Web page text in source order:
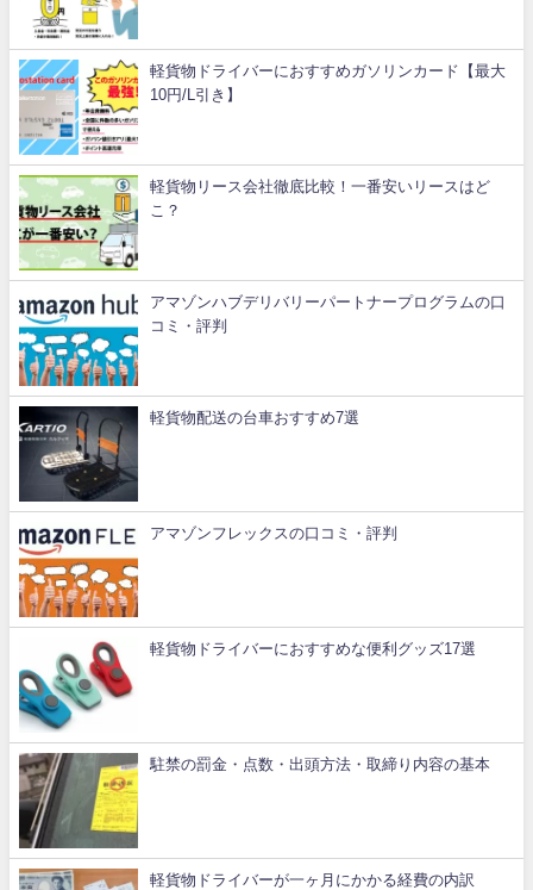
軽貨物ドライバーにおすすめガソリンカード【最大
10円/L引き】
軽貨物リース会社徹底比較！一番安いリースはど
こ？
アマゾンハブデリバリーパートナープログラムの口
コミ・評判
軽貨物配送の台車おすすめ7選
アマゾンフレックスの口コミ・評判
軽貨物ドライバーにおすすめな便利グッズ17選
駐禁の罰金・点数・出頭方法・取締り内容の基本
軽貨物ドライバーが一ヶ月にかかる経費の内訳